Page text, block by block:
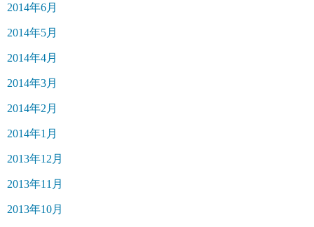
2014年6月
2014年5月
2014年4月
2014年3月
2014年2月
2014年1月
2013年12月
2013年11月
2013年10月